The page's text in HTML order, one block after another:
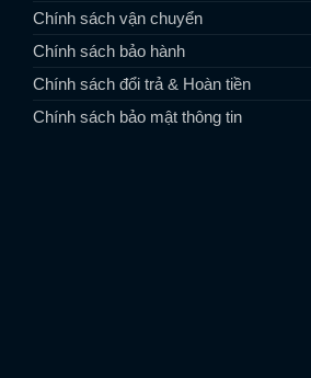
Chính sách vận chuyển
Chính sách bảo hành
Chính sách đổi trả & Hoàn tiền
Chính sách bảo mật thông tin